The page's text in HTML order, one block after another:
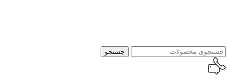
جستجو